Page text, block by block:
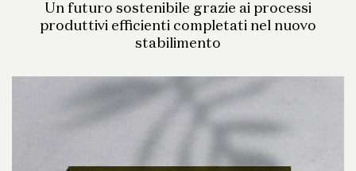
Un futuro sostenibile grazie ai processi
produttivi efficienti completati nel nuovo
stabilimento